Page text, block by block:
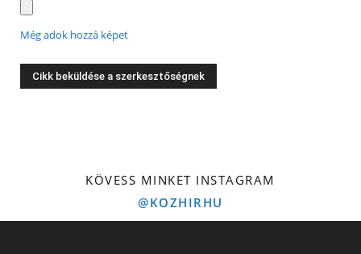
Még adok hozzá képet
KÖVESS MINKET INSTAGRAM
@KOZHIRHU